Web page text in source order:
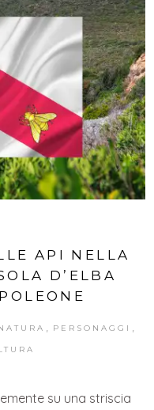
API NELLA
D’ELBA
PERSONAGGI
su una striscia